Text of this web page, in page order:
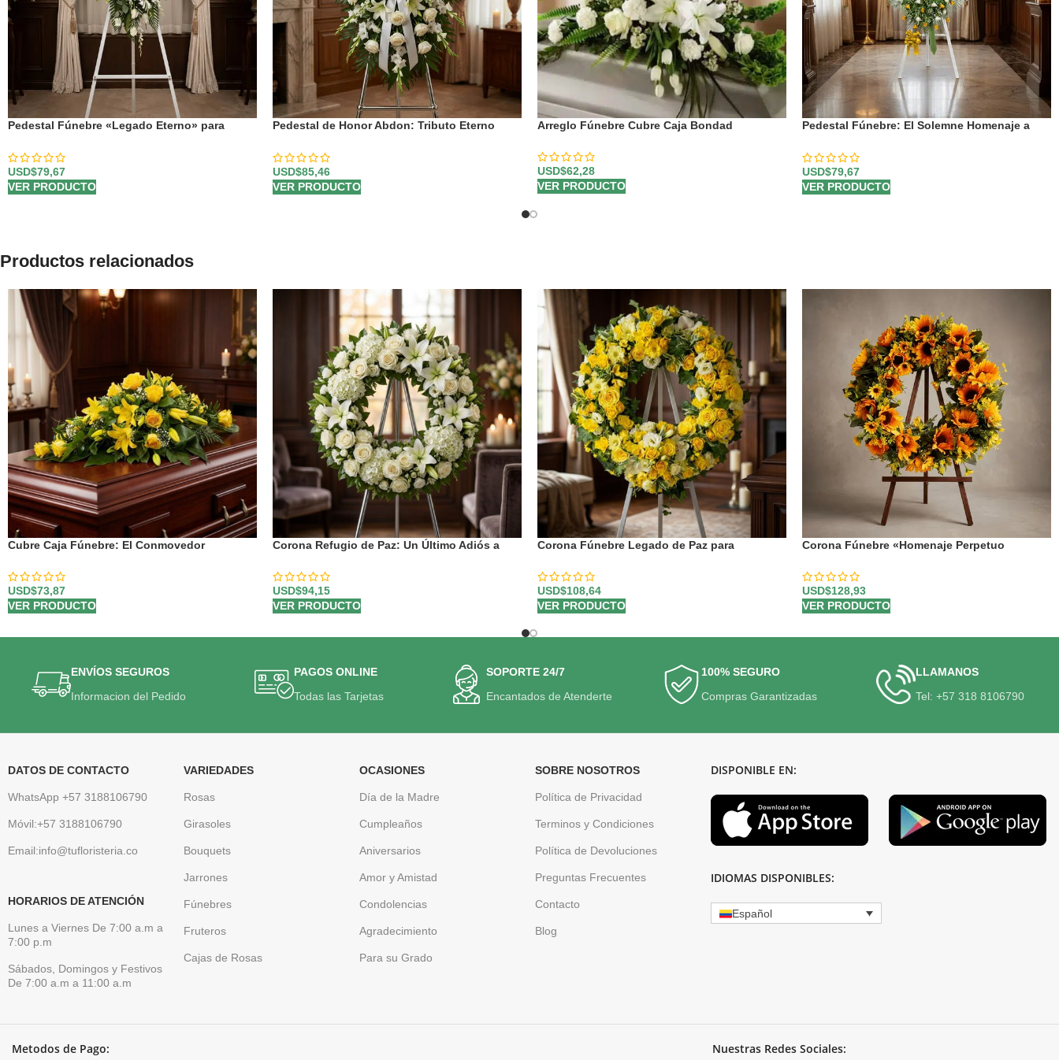
Pedestal Fúnebre «Legado Eterno» para
USD$79,67
VER PRODUCTO
Pedestal de Honor Abdon: Tributo Eterno
USD$85,46
VER PRODUCTO
Arreglo Fúnebre Cubre Caja Bondad
USD$62,28
VER PRODUCTO
Pedestal Fúnebre: El Solemne Homenaje a
USD$79,67
VER PRODUCTO
Productos relacionados
Cubre Caja Fúnebre: El Conmovedor
USD$73,87
VER PRODUCTO
Corona Refugio de Paz: Un Último Adiós a
USD$94,15
VER PRODUCTO
Corona Fúnebre Legado de Paz para
USD$108,64
VER PRODUCTO
Corona Fúnebre «Homenaje Perpetuo
USD$128,93
VER PRODUCTO
ENVÍOS SEGUROS
Informacion del Pedido
PAGOS ONLINE
Todas las Tarjetas
SOPORTE 24/7
Encantados de Atenderte
100% SEGURO
Compras Garantizadas
LLAMANOS
Tel: +57 318 8106790
DATOS DE CONTACTO
WhatsApp +57 3188106790
Móvil:+57 3188106790
Email:info@tufloristeria.co
HORARIOS DE ATENCIÓN
Lunes a Viernes De 7:00 a.m a
7:00 p.m
Sábados, Domingos y Festivos
De 7:00 a.m a 11:00 a.m
VARIEDADES
Rosas
Girasoles
Bouquets
Jarrones
Fúnebres
Fruteros
Cajas de Rosas
OCASIONES
Día de la Madre
Cumpleaños
Aniversarios
Amor y Amistad
Condolencias
Agradecimiento
Para su Grado
SOBRE NOSOTROS
Política de Privacidad
Terminos y Condiciones
Política de Devoluciones
Preguntas Frecuentes
Contacto
Blog
DISPONIBLE EN:
IDIOMAS DISPONIBLES:
Español
Metodos de Pago: Nuestras Redes Sociales: